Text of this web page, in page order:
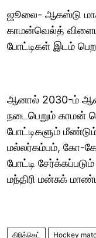
ஜூலை- ஆகஸ்டு
காமன்வெல்த்
போட்டிகள் இடம்
ஆனால் 2030-ம்
நடைபெறும் காமன்
போட்டிகளும்
மல்லர்கம்பம், கோ-
போட்டி
மந்திரி மன்சுக்
கிரிக்கெட் Hockey